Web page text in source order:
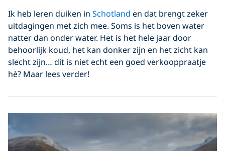
Ik heb leren duiken in Schotland en dat brengt zeker
uitdagingen met zich mee. Soms is het boven water
natter dan onder water. Het is het hele jaar door
behoorlijk koud, het kan donker zijn en het zicht kan
slecht zijn… dit is niet echt een goed verkooppraatje
hè? Maar lees verder!